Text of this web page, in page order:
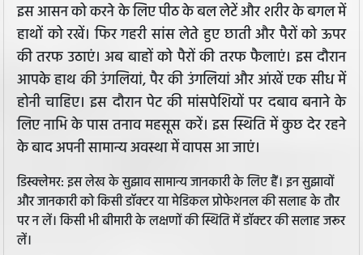
इस आसन को करने के लिए पीठ के बल लेटें और शरीर के बगल में
हाथों को रखें। फिर गहरी सांस लेते हुए छाती और पैरों को ऊपर
की तरफ उठाएं। अब बाहों को पैरों की तरफ फैलाएं। इस दौरान
आपके हाथ की उंगलियां, पैर की उंगलियां और आंखें एक सीध में
होनी चाहिए। इस दौरान पेट की मांसपेशियों पर दबाव बनाने के
लिए नाभि के पास तनाव महसूस करें। इस स्थिति में कुछ देर रहने
के बाद अपनी सामान्य अवस्था में वापस आ जाएं।
डिस्क्लेमर: इस लेख के सुझाव सामान्य जानकारी के लिए हैं। इन सुझावों
और जानकारी को किसी डॉक्टर या मेडिकल प्रोफेशनल की सलाह के तौर
पर न लें। किसी भी बीमारी के लक्षणों की स्थिति में डॉक्टर की सलाह जरूर
लें।